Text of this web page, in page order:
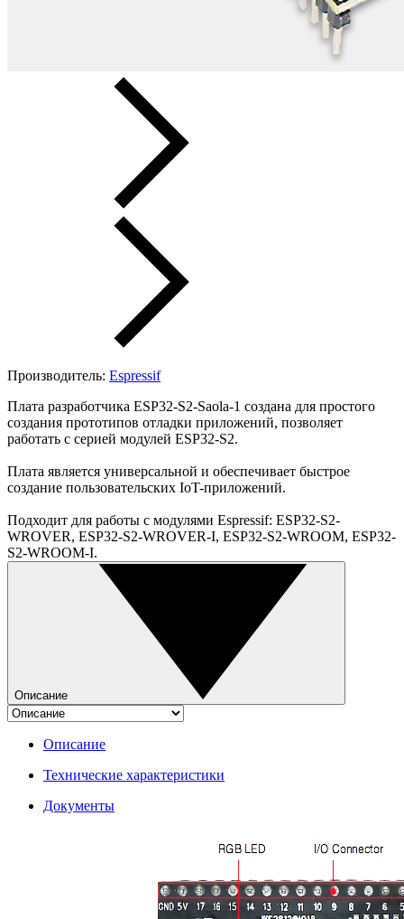
Производитель: Espressif
Плата разработчика ESP32-S2-Saola-1 создана для простого
создания прототипов отладки приложений, позволяет
работать с серией модулей ESP32-S2.
Плата является универсальной и обеспечивает быстрое
создание пользовательских IoT-приложений.
Подходит для работы с модулями Espressif: ESP32-S2-
WROVER, ESP32-S2-WROVER-I, ESP32-S2-WROOM, ESP32-
S2-WROOM-I.
Описание
Описание
Технические характеристики
Документы